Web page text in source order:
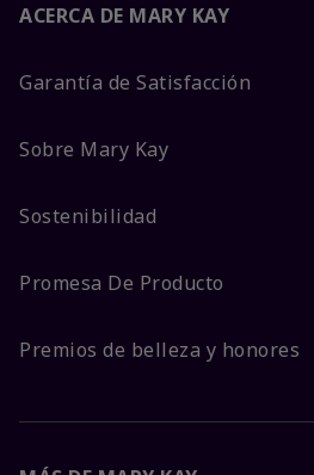
ACERCA DE MARY KAY
Garantía de Satisfacción
Sobre Mary Kay
Sostenibilidad
Promesa De Producto
Premios de belleza y honores